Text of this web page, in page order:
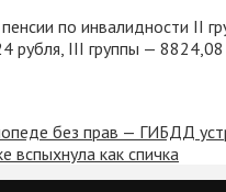
по инвалидности II
рубля, III группы — 8824,08
без прав — ГИБДД
вспыхнула как спичка